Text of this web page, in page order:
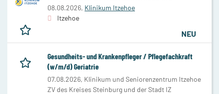
08.08.2026, Klinikum Itzehoe
Itzehoe
NEU
Gesundheits- und Krankenpfleger / Pflegefachkraft
(w/m/d) Geriatrie
07.08.2026, Klinikum und Seniorenzentrum Itzehoe
ZV des Kreises Steinburg und der Stadt IZ